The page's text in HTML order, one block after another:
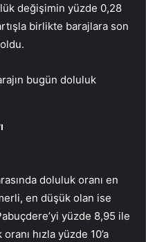
değişimin yüzde 0,28
birlikte barajlara son
bugün doluluk
doluluk oranı en
en düşük olan ise
yüzde 8,95 ile
hızla yüzde 10’a